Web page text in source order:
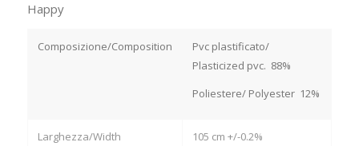
Happy
Composizione/Composition
Pvc plastificato/
Plasticized pvc. 88%
Poliestere/ Polyester 12%
Larghezza/Width 105 cm +/-0.2%